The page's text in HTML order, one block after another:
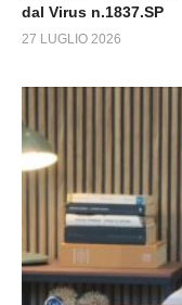
dal Virus n.1837.SP
27 LUGLIO 2026